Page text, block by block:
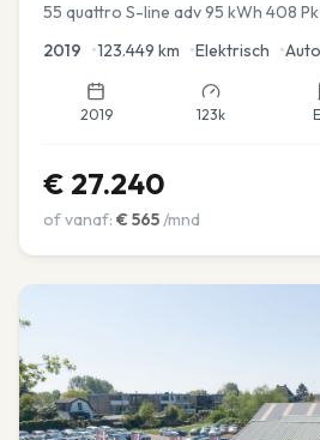
55 quattro S-line adv 95 kWh 408 Pk
2019 •123.449 km •Elektrisch •
2019 123k
€ 27.240
of vanaf: € 565/mnd